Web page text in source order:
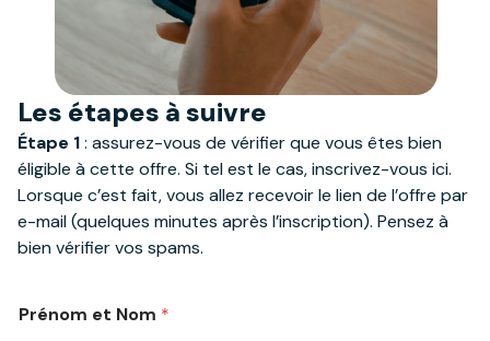
Les étapes à suivre
Étape 1: assurez-vous de vérifier que vous êtes bien
éligible à cette offre. Si tel est le cas, inscrivez-vous ici.
Lorsque c’est fait, vous allez recevoir le lien de l’offre par
e-mail (quelques minutes après l’inscription). Pensez à
bien vérifier vos spams.
Prénom et Nom *